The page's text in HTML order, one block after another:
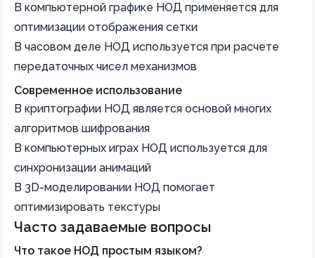
В компьютерной графике НОД применяется для
оптимизации отображения сетки
В часовом деле НОД используется при расчете
передаточных чисел механизмов
Современное использование
В криптографии НОД является основой многих
алгоритмов шифрования
В компьютерных играх НОД используется для
синхронизации анимаций
В 3D-моделировании НОД помогает
оптимизировать текстуры
Часто задаваемые вопросы
Что такое НОД простым языком?